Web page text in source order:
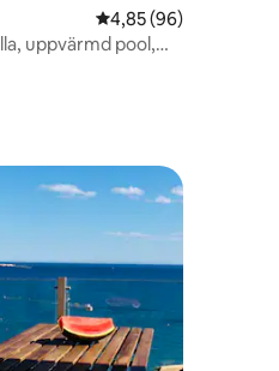
4 omdömen
4,85 av 5 i
4,85 (96)
uppvärmd pool,